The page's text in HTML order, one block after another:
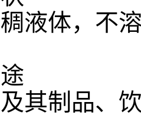
液体，不
其制品、